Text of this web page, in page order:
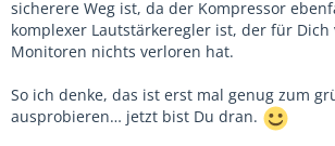
sicherere Weg ist, da der Kompressor
komplexer Lautstärkeregler ist, der für Dich
Monitoren nichts verloren hat.
So ich denke, das ist erst mal genug zum
ausprobieren… jetzt bist Du dran.